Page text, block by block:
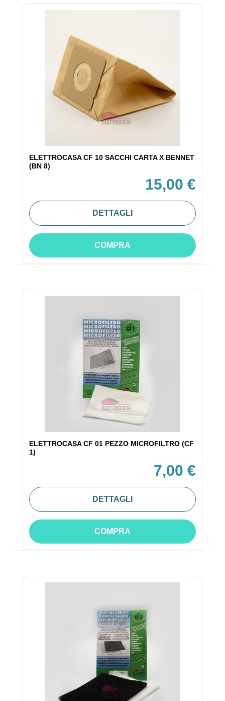
ELETTROCASA CF 10 SACCHI CARTA X BENNET
(BN 8)
15,00 €
DETTAGLI
COMPRA
ELETTROCASA CF 01 PEZZO MICROFILTRO (CF
1)
7,00 €
DETTAGLI
COMPRA